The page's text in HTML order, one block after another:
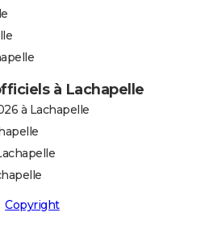
à Lachapelle
à Lachapelle
Copyright